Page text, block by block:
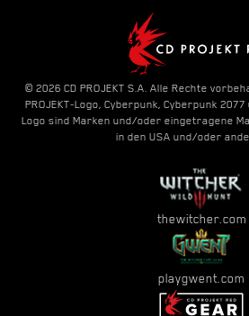
© 2026 CD PROJEKT S.A. Alle Rechte
PROJEKT-Logo, Cyberpunk, Cyberpunk
Logo sind Marken und/oder eingetragene
in den USA und/oder
thewitcher.com
playgwent.com